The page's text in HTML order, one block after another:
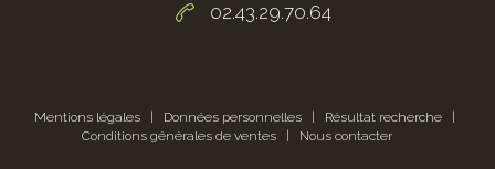
02.43.29.70.64
Mentions légales| Données personnelles| Résultat recherche|
Conditions générales de ventes| Nous contacter